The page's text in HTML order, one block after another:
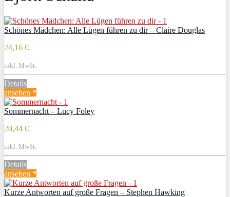
Schönes Mädchen: Alle Lügen führen zu dir – Claire Douglas
24,16 €
inkl. MwSt.
Details
ansehen *
Sommernacht – Lucy Foley
20,44 €
inkl. MwSt.
Details
ansehen *
Kurze Antworten auf große Fragen – Stephen Hawking